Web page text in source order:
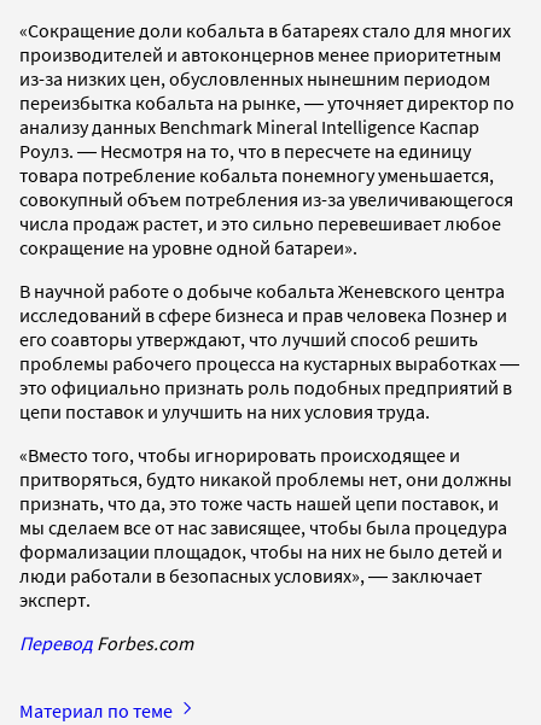
«Сокращение доли кобальта в батареях стало для многих
производителей и автоконцернов менее приоритетным
из-за низких цен, обусловленных нынешним периодом
переизбытка кобальта на рынке, ― уточняет директор по
анализу данных Benchmark Mineral Intelligence Каспар
Роулз. ― Несмотря на то, что в пересчете на единицу
товара потребление кобальта понемногу уменьшается,
совокупный объем потребления из-за увеличивающегося
числа продаж растет, и это сильно перевешивает любое
сокращение на уровне одной батареи».
В научной работе о добыче кобальта Женевского центра
исследований в сфере бизнеса и прав человека Познер и
его соавторы утверждают, что лучший способ решить
проблемы рабочего процесса на кустарных выработках ―
это официально признать роль подобных предприятий в
цепи поставок и улучшить на них условия труда.
«Вместо того, чтобы игнорировать происходящее и
притворяться, будто никакой проблемы нет, они должны
признать, что да, это тоже часть нашей цепи поставок, и
мы сделаем все от нас зависящее, чтобы была процедура
формализации площадок, чтобы на них не было детей и
люди работали в безопасных условиях», ― заключает
эксперт.
Перевод Forbes.com
Материал по теме